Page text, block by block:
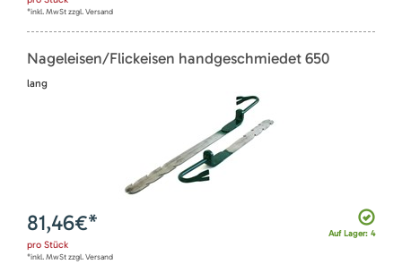
*inkl. MwSt zzgl. Versand
Nageleisen/Flickeisen handgeschmiedet 650
lang
Auf Lager: 4
81,46€*
pro Stück
*inkl. MwSt zzgl. Versand